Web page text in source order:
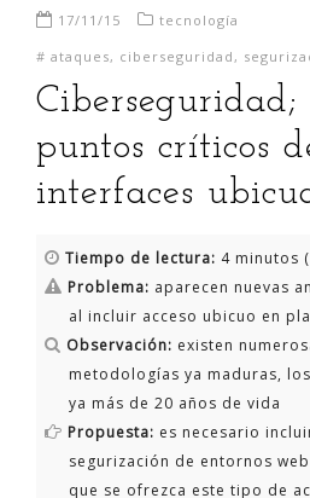
17/11/15
tecnología
# ataques, ciberseguridad ,
Ciberseguridad;
puntos críticos
interfaces
Tiempo de lectura: 4 minutos
Problema: aparecen nuevas
al incluir acceso ubicuo en
Observación: existen
metodologías ya maduras,
ya más de 20 años de vida
Propuesta: es necesario
segurización de entornos
que se ofrezca este tipo de